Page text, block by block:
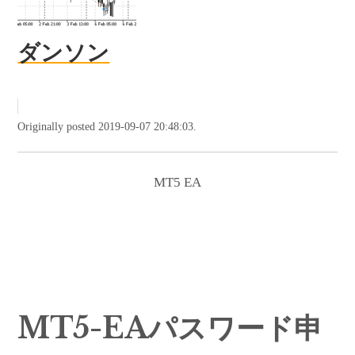
ダンソン
Originally posted 2019-09-07 20:48:03.
MT5 EA
MT5-EAパスワード申